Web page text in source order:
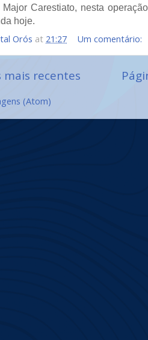
Carestiato, nesta
hoje.
Orós at 21:27 Um comentário:
mais recentes
(Atom)